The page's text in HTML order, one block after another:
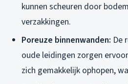
kunnen scheuren door
verzakkingen.
Poreuze binnenwanden: De
oude leidingen zorgen
zich gemakkelijk ophopen,